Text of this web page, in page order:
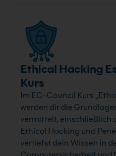
Ethical Hacking
Kurs
Im EC-Council Kurs
werden dir die
vermittelt, einschließlich
Ethical Hacking und
vertiefst dein Wissen in